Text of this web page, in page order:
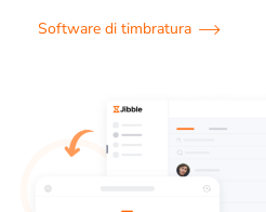
Software di timbratura